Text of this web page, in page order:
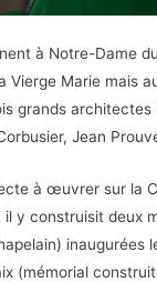
à Notre-Dame
Vierge Marie mais
grands architectes
Jean
à œuvrer sur la
y construisit deux
inaugurées
(mémorial